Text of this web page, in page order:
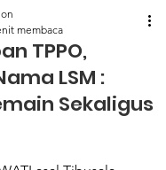
TPPO,
LSM :
Sekaligus
membaca
5 bintang.